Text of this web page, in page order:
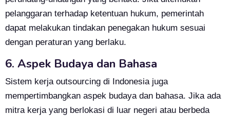
pelanggaran terhadap ketentuan hukum, pemerintah
dapat melakukan tindakan penegakan hukum sesuai
dengan peraturan yang berlaku.
6. Aspek Budaya dan Bahasa
Sistem kerja outsourcing di Indonesia juga
mempertimbangkan aspek budaya dan bahasa. Jika ada
mitra kerja yang berlokasi di luar negeri atau berbeda